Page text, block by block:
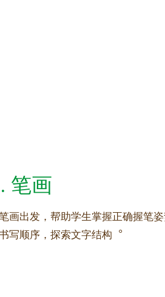
笔画
画出发，帮助学生掌握正确握笔
写顺序，探索文字结构︒